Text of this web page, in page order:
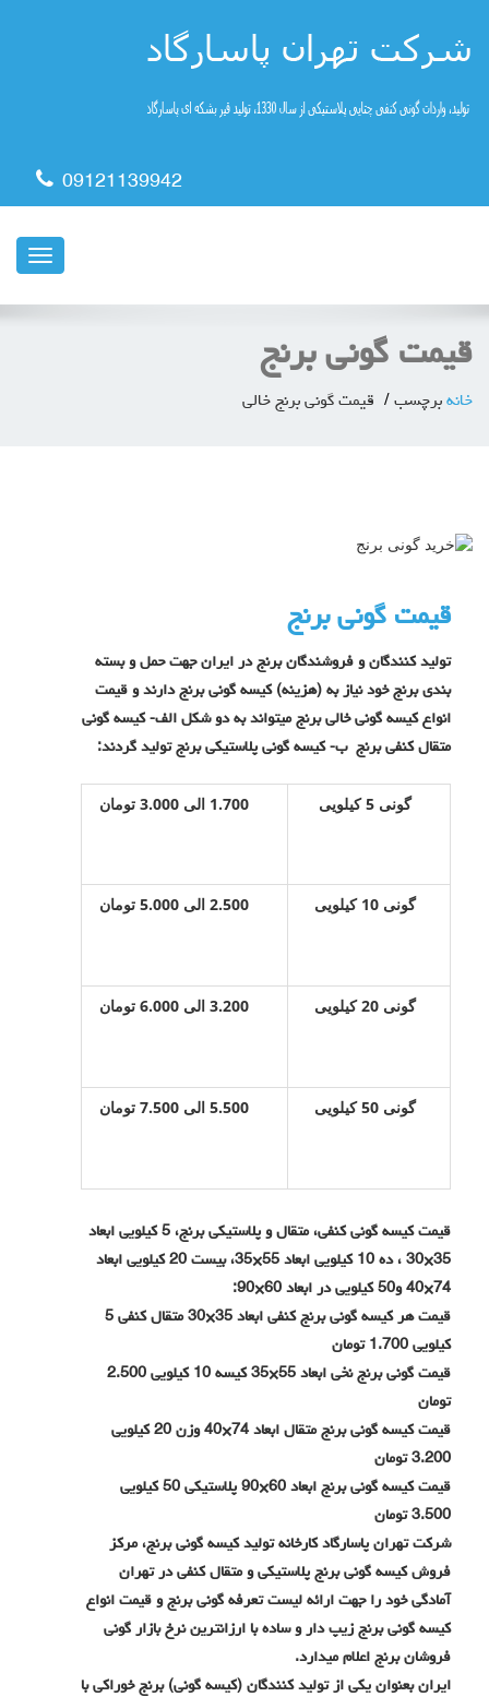
09121139942
ناوبری
قیمت گونی برنج
خانه برچسب قیمت گونی برنج خالی
قیمت گونی برنج
تولید کنندگان و فروشندگان برنج در ایران جهت حمل و بسته
بندی برنج خود نیاز به (هزینه) کیسه گونی برنج دارند و قیمت
انواع کیسه گونی خالی برنج میتواند به دو شکل الف- کیسه گونی
متقال کنفی برنج ب- کیسه گونی پلاستیکی برنج تولید گردند:
گونی 5 کیلویی 1.700 الی 3.000 تومان
گونی 10 کیلویی 2.500 الی 5.000 تومان
گونی 20 کیلویی 3.200 الی 6.000 تومان
گونی 50 کیلویی 5.500 الی 7.500 تومان
قیمت کیسه گونی کنفی، متقال و پلاستیکی برنج، 5 کیلویی ابعاد
35×30 ، ده 10 کیلویی ابعاد 55×35، بیست 20 کیلویی ابعاد
74×40 و50 کیلویی در ابعاد 60×90:
قیمت هر کیسه گونی برنج کنفی ابعاد 35×30 متقال کنفی 5
کیلویی 1.700 تومان
قیمت گونی برنج نخی ابعاد 55×35 کیسه 10 کیلویی 2.500
تومان
قیمت کیسه گونی برنج متقال ابعاد 74×40 وزن 20 کیلویی
3.200 تومان
قیمت کیسه گونی برنج ابعاد 60×90 پلاستیکی 50 کیلویی
3.500 تومان
شرکت تهران پاسارگاد کارخانه تولید کیسه گونی برنج، مرکز
فروش کیسه گونی برنج پلاستیکی و متقال کنفی در تهران
آمادگی خود را جهت ارائه لیست تعرفه گونی برنج و قیمت انواع
کیسه گونی برنج زیپ دار و ساده با ارزانترین نرخ بازار گونی
فروشان برنج اعلام میدارد.
ایران بعنوان یکی از تولید کنندگان (کیسه گونی) برنج خوراکی با